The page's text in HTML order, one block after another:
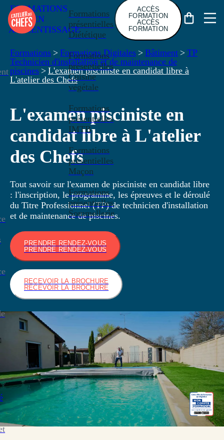
FORMATIONS
EN
APPRENTISSAGE
Formations
présentielles
Diététique
Formations
présentielles
Cuisine
végétale
Formations
présentielles
IMTB
Formations
présentielles
Maçon
Formations
présentielles
Sommellerie
ACCÈS
FORMATION
ACCÈS
FORMATION
Formations > Formations Digitales > Bâtiment > TP
Technicien d'installation et de maintenance de
piscines > L'examen pisciniste en candidat libre à
L'atelier des Chefs
L'examen pisciniste en
candidat libre à L'atelier
des Chefs
Tout savoir sur l'examen de pisciniste en candidat libre
: l'inscription, le programme, les épreuves et le déroulé
du Titre Professionnel (TP) de technicien d'installation
et de maintenance de piscines.
PRENDRE RENDEZ-VOUS
PRENDRE RENDEZ-VOUS
RECEVOIR LA BROCHURE
RECEVOIR LA BROCHURE